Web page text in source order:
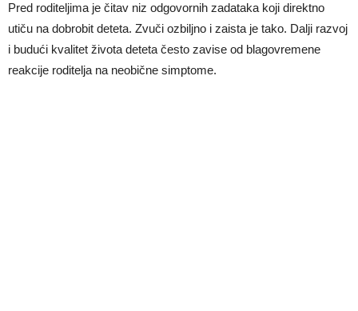
Pred roditeljima je čitav niz odgovornih zadataka koji direktno
utiču na dobrobit deteta. Zvuči ozbiljno i zaista je tako. Dalji razvoj
i budući kvalitet života deteta često zavise od blagovremene
reakcije roditelja na neobične simptome.